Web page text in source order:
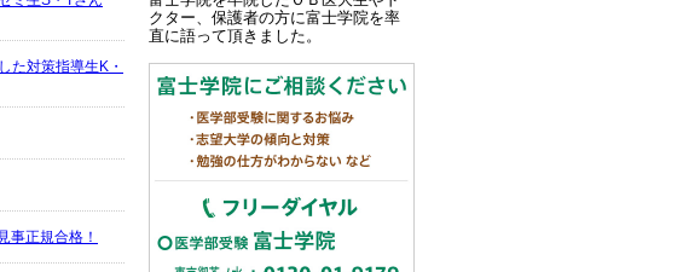
た対策指導生K・
事正規合格！
クター、保護者の方に富士学院を率
直に語って頂きました。